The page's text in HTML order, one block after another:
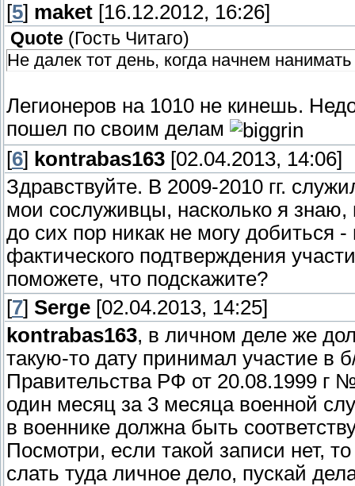
[5] maket [16.12.2012, 16:26]
Quote ( Гость Читаго)
Не далек тот день, когда начнем
Легионеров на 1010 не кинешь.
пошел по своим делам
[6] kontrabas163 [02.04.2013, 14:06]
Здравствуйте. В 2009-2010 гг.
мои сослуживцы, насколько я знаю,
до сих пор никак не могу добиться -
фактического подтверждения
поможете, что подскажите?
[7] Serge [02.04.2013, 14:25]
kontrabas163, в личном деле же
такую-то дату принимал участие в
Правительства РФ от 20.08.1999 г
один месяц за 3 месяца военной
в военнике должна быть
Посмотри, если такой записи нет,
слать туда личное дело, пускай